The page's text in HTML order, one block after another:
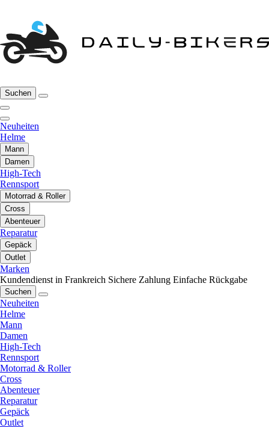
Suchen
Neuheiten
Helme
Mann
Damen
High-Tech
Rennsport
Motorrad & Roller
Cross
Abenteuer
Reparatur
Gepäck
Outlet
Marken
Kundendienst in Frankreich Sichere Zahlung Einfache Rückgabe
Suchen
Neuheiten
Helme
Mann
Damen
High-Tech
Rennsport
Motorrad & Roller
Cross
Abenteuer
Reparatur
Gepäck
Outlet